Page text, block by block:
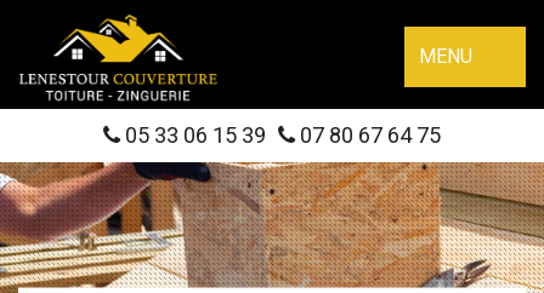
MENU
05 33 06 15 39 07 80 67 64 75